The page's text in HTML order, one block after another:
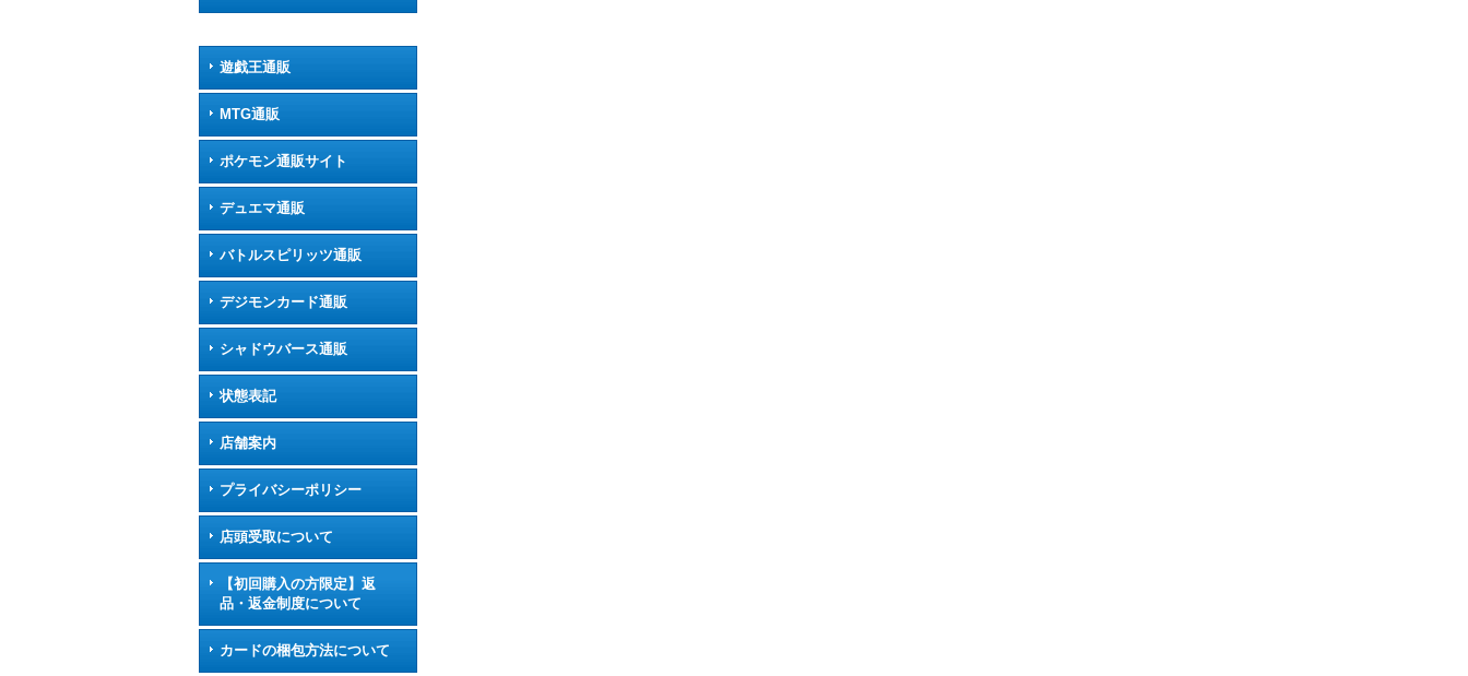
遊戯王通販
MTG通販
ポケモン通販サイト
デュエマ通販
バトルスピリッツ通販
デジモンカード通販
シャドウバース通販
状態表記
店舗案内
プライバシーポリシー
店頭受取について
【初回購入の方限定】返
品・返金制度について
カードの梱包方法について